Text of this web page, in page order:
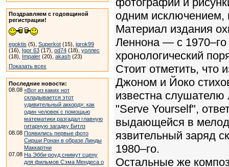
Поздравляем с годовщиной
регистрации!
egoktis (5), Superkot (15), igrok99
(16), Igor 63 (17), od74 (18), уоллес
(18), Impaler (20), akash (23)
Показать всех
Последние новости:
08.08 «Вот из каких нот
складывается этот
удивительный аккорд»: как
один человек с помощью
математики разгадал главную
гитарную загадку Битлз
08.08 Появились первые фото
Сирши Ронан в образе Линды
Маккартни
07.08 На Эбби-роуд снимут сцену
для фильмов Сэма Мендеса о
одним
Материал издания
Леннона — с 1970–го
хронологический
Стоит отметить, что
Джоном и Йоко
известна
"Serve Yourself",
выдающейся в
язвительный заряд
1980–го.
Остальные же